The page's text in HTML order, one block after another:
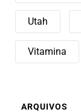
Utah
Vitamina
ARQUIVOS